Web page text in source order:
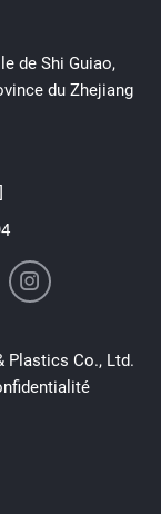
de Shi Guiao,
du Zhejiang
Plastics Co., Ltd.